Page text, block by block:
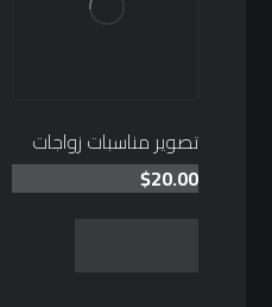
تصوير مناسبات زواجات
$20.00